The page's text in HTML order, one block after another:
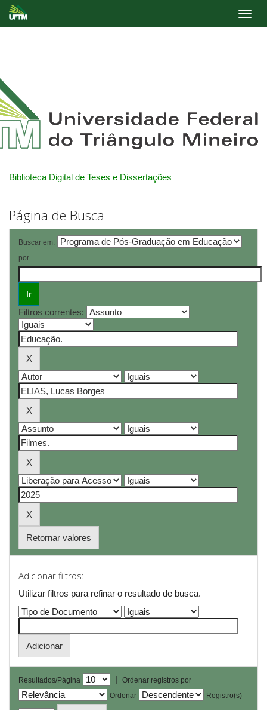
Biblioteca Digital de Teses e Dissertações
Página de Busca
Buscar em:
por
Filtros correntes:
Retornar valores
Adicionar filtros:
Utilizar filtros para refinar o resultado de busca.
Resultados/Página |
Ordenar registros por
Ordenar
Registro(s)